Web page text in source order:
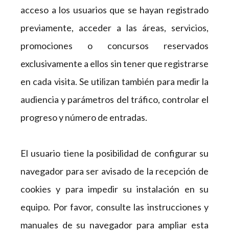
acceso a los usuarios que se hayan registrado
previamente, acceder a las áreas, servicios,
promociones o concursos reservados
exclusivamente a ellos sin tener que registrarse
en cada visita. Se utilizan también para medir la
audiencia y parámetros del tráfico, controlar el
progreso y número de entradas.
El usuario tiene la posibilidad de configurar su
navegador para ser avisado de la recepción de
cookies y para impedir su instalación en su
equipo. Por favor, consulte las instrucciones y
manuales de su navegador para ampliar esta